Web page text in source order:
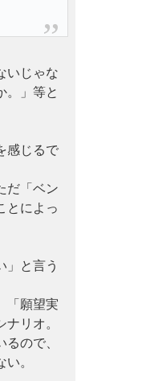
いじゃな
。」等と
感じるで
だ「ベン
とによっ
」と言う
「願望実
リオ。
ので、
。